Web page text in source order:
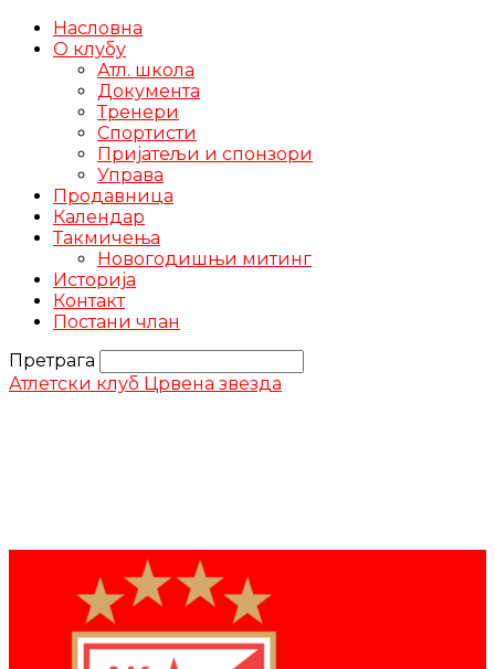
Насловна
О клубу
Атл. школа
Документа
Тренери
Спортисти
Пријатељи и спонзори
Управа
Продавница
Календар
Такмичења
Новогодишњи митинг
Историја
Контакт
Постани члан
Претрага
Атлетски клуб Црвена звезда